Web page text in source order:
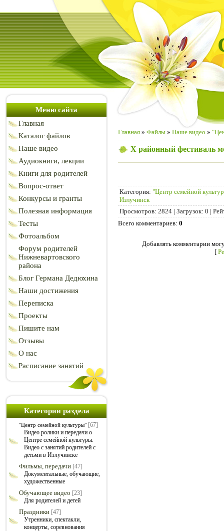
Меню сайта
Главная
Каталог файлов
Наше видео
Аудиокниги, лекции
Книги для родителей
Вопрос-ответ
Конкурсы и гранты
Полезная информация
Тесты
Фотоальбом
Форум родителей
Нижневартовского
района
Блог Германа Дедюхина
Наши достижения
Переписка
Проекты
Пишите нам
Отзывы
О нас
Расписание занятий
Категории раздела
"Центр семейной культуры" [67]
Видео ролики и передачи о
Центре семейной культуры.
Видео с занятий родителей с
детьми в Излучинске
Фильмы, передачи [47]
Документальные, обучающие,
художественные
Обучающее видео [23]
Для родителей и детей
Праздники [47]
Утренники, спектакли,
концерты, соревнования
Главная » Файлы » Наше видео »
Х районный фестиваль
Категория: "Центр семейной
Излучинск
Просмотров: 2824 | Загрузок: 0 |
Всего комментариев: 0
Добавлять комментарии
[